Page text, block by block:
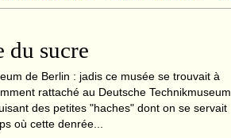
du sucre
de Berlin : jadis ce musée se trouvait à
rattaché au Deutsche Technikmuseum
des petites "haches" dont on se servait
où cette denrée...